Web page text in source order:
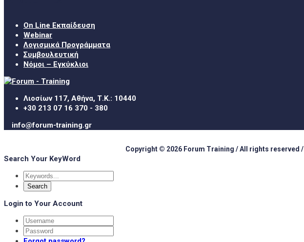
On Line Εκπαίδευση
Webinar
Λογισμικά Προγράμματα
Συμβουλευτική
Νόμοι – Εγκύκλιοι
Λιοσίων 117, Αθήνα, Τ.Κ.: 10440
+30 213 07 16 370 - 380
info@forum-training.gr
Copyright © 2026 Forum Training / All rights reserved /
Search Your KeyWord
Login to Your Account